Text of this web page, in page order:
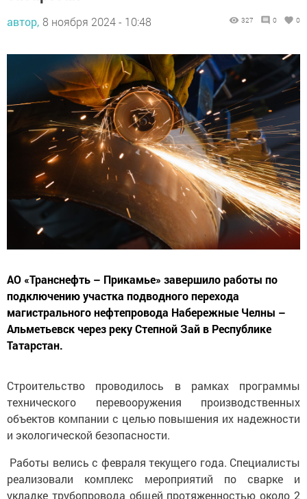
автор, 8 ноября 2024 - 10:48
АО «Транснефть – Прикамье» завершило работы по
подключению участка подводного перехода
магистрального нефтепровода Набережные Челны –
Альметьевск через реку Степной Зай в Республике
Татарстан.
Строительство проводилось в рамках программы
технического перевооружения производственных
объектов компании с целью повышения их надежности
и экологической безопасности.
Работы велись с февраля текущего года. Специалисты
реализовали комплекс мероприятий по сварке и
укладке трубопровода общей протяженностью около 2